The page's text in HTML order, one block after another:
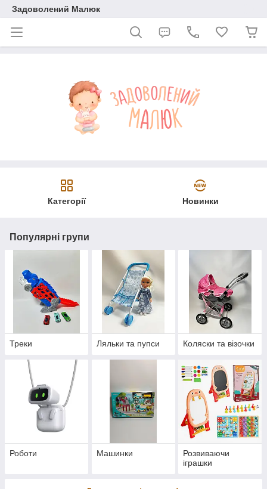
Задоволений Малюк
Категорії Новинки
Популярні групи
Треки Ляльки та пупси Коляски та візочки
Роботи Машинки
Розвиваючи
іграшки